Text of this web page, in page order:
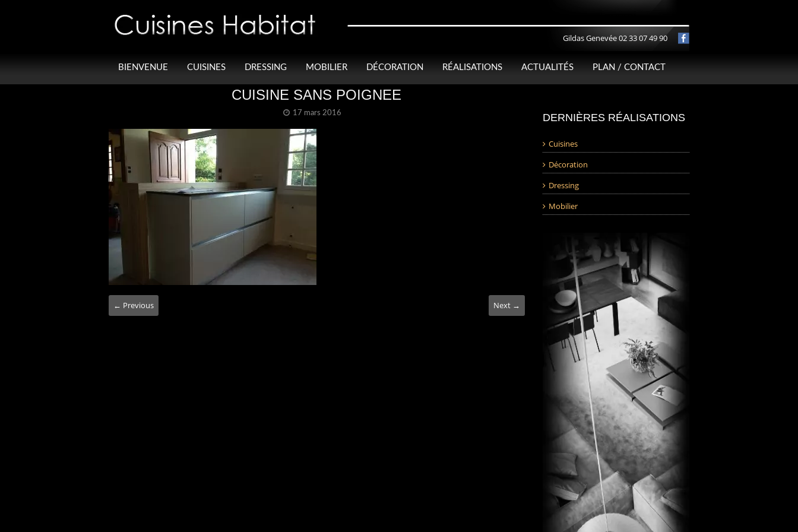
Gildas Genevée 02 33 07 49 90
BIENVENUE CUISINES DRESSING MOBILIER DÉCORATION RÉALISATIONS ACTUALITÉS PLAN / CONTACT
CUISINE SANS POIGNEE
17 mars 2016
← Previous Next →
DERNIÈRES RÉALISATIONS
Cuisines
Décoration
Dressing
Mobilier